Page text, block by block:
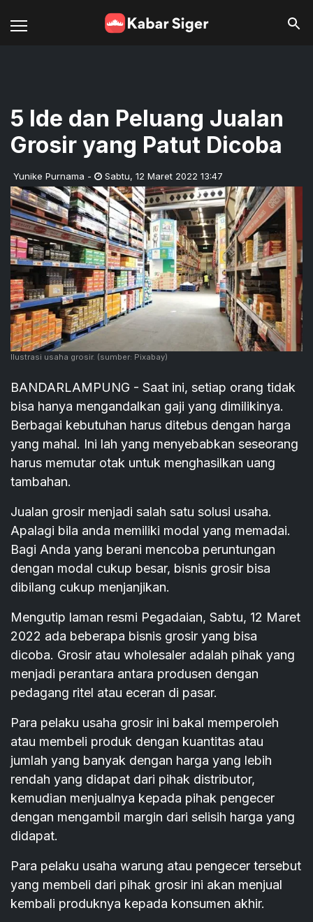
5 Ide dan Peluang Jualan
Grosir yang Patut Dicoba
Yunike Purnama - Sabtu, 12 Maret 2022 13:47
Ilustrasi usaha grosir. (sumber: Pixabay)
BANDARLAMPUNG - Saat ini, setiap orang tidak
bisa hanya mengandalkan gaji yang dimilikinya.
Berbagai kebutuhan harus ditebus dengan harga
yang mahal. Ini lah yang menyebabkan seseorang
harus memutar otak untuk menghasilkan uang
tambahan.
Jualan grosir menjadi salah satu solusi usaha.
Apalagi bila anda memiliki modal yang memadai.
Bagi Anda yang berani mencoba peruntungan
dengan modal cukup besar, bisnis grosir bisa
dibilang cukup menjanjikan.
Mengutip laman resmi Pegadaian, Sabtu, 12 Maret
2022 ada beberapa bisnis grosir yang bisa
dicoba. Grosir atau wholesaler adalah pihak yang
menjadi perantara antara produsen dengan
pedagang ritel atau eceran di pasar.
Para pelaku usaha grosir ini bakal memperoleh
atau membeli produk dengan kuantitas atau
jumlah yang banyak dengan harga yang lebih
rendah yang didapat dari pihak distributor,
kemudian menjualnya kepada pihak pengecer
dengan mengambil margin dari selisih harga yang
didapat.
Para pelaku usaha warung atau pengecer tersebut
yang membeli dari pihak grosir ini akan menjual
kembali produknya kepada konsumen akhir.